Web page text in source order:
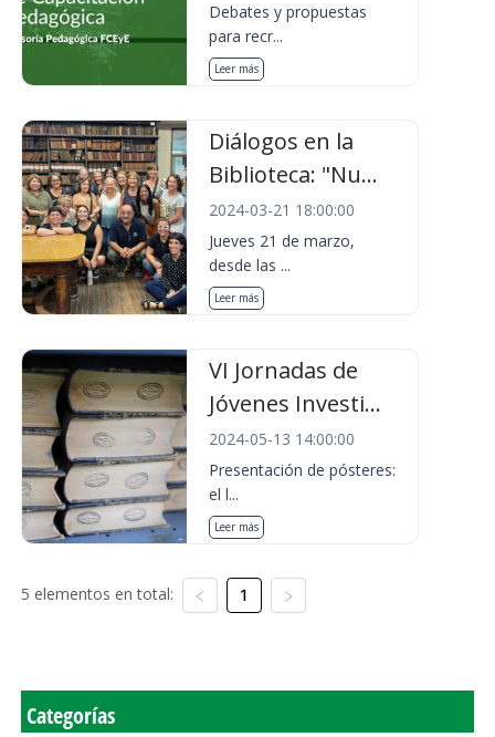
Debates y propuestas
para recr...
Leer más
Diálogos en la
Biblioteca: "Nu...
2024-03-21 18:00:00
Jueves 21 de marzo,
desde las ...
Leer más
VI Jornadas de
Jóvenes Investi...
2024-05-13 14:00:00
Presentación de pósteres:
el l...
Leer más
5 elementos en total: 1
Categorías